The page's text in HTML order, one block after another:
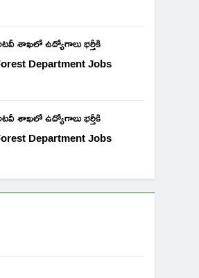
శాఖలో ఉద్యోగాలు భర్తీకి
Department Jobs
శాఖలో ఉద్యోగాలు భర్తీకి
Department Jobs